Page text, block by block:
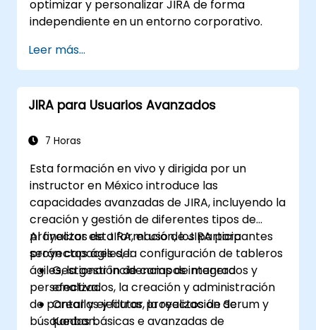
optimizar y personalizar JIRA de forma
independiente en un entorno corporativo.
Leer más...
JIRA para Usuarios Avanzados
7 Horas
Esta formación en vivo y dirigida por un
instructor en México introduce las
capacidades avanzadas de JIRA, incluyendo la
creación y gestión de diferentes tipos de
proyectos de JIRA, el uso de JIRA para
proyectos ágiles, la configuración de tableros
ágiles, la gestión de campos integrados y
personalizados, la creación y administración
de pantallas y filtros, la realización de
búsquedas básicas e avanzadas de
Al finalizar esta formación, los participantes
serán capaces de:
Gestionar incidencias de manera
efectiva.
Crear y ejecutar proyectos de Scrum y
Kanban.